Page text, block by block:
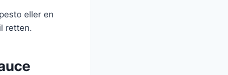
eller en
retten.